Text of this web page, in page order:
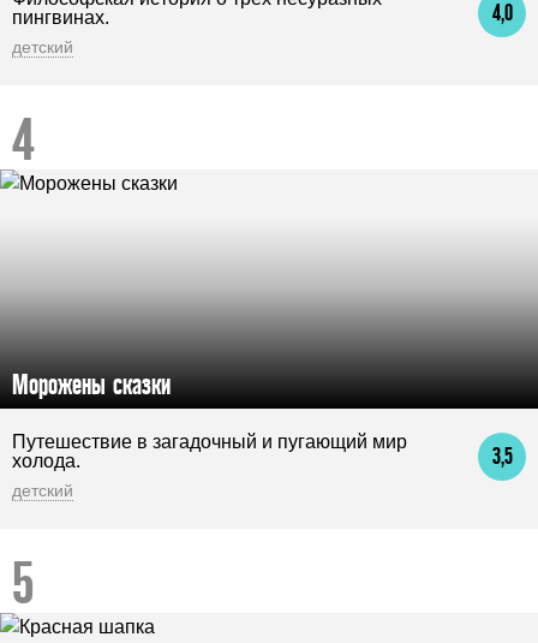
4,0
пингвинах.
детский
Морожены сказки
3,5
Путешествие в загадочный и пугающий мир
холода.
детский